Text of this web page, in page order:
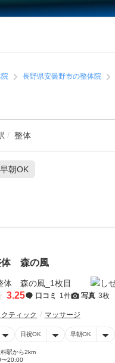
長野県安曇野市の整体院
整体
早朝OK
体 森の風
3.25 口コミ 1件 写真 3枚
ティック マッサージ
日祝OK 早朝OK
駅から2km
20:00